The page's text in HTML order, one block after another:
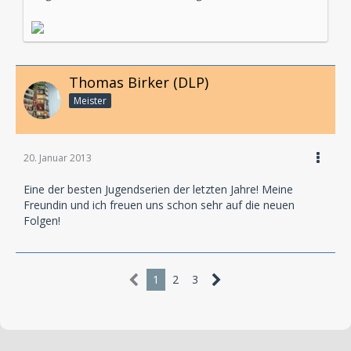
mitsamt einer Ladung Giftmüll im Wald „entsorgt“
Sprecher: Daniel Käser, Patrick Bartsch, Julia Fölster,
Nina Vorbrodt, Daniel Buder, René Steinke, Lutz
Mackensy, Thomas Friebe u.v.a
Thomas Birker (DLP)
Meister
20. Januar 2013
Eine der besten Jugendserien der letzten Jahre! Meine
Freundin und ich freuen uns schon sehr auf die neuen
Folgen!
1 2 3